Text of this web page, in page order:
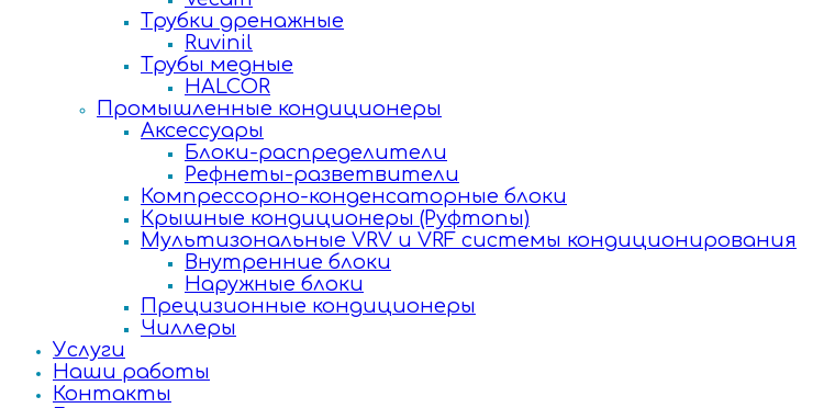
Трубки дренажные
Ruvinil
Трубы медные
HALCOR
Промышленные кондиционеры
Аксессуары
Блоки-распределители
Рефнеты-разветвители
Компрессорно-конденсаторные блоки
Крышные кондиционеры (Руфтопы)
Мультизональные VRV и VRF системы кондиционирования
Внутренние блоки
Наружные блоки
Прецизионные кондиционеры
Чиллеры
Услуги
Наши работы
Контакты